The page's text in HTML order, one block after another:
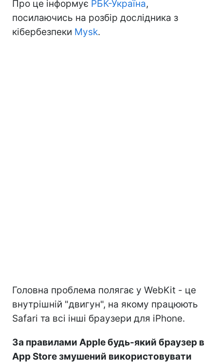
Про це інформує РБК-Україна,
посилаючись на розбір дослідника з
кібербезпеки Mysk.
Головна проблема полягає у WebKit - це
внутрішній "двигун", на якому працюють
Safari та всі інші браузери для iPhone.
За правилами Apple будь-який браузер в
App Store змушений використовувати